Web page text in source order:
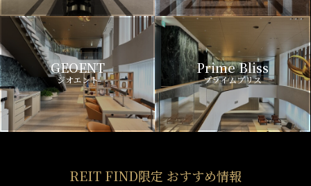
GEOENT
ジオエント
Prime Bliss
プライムブリス
REIT FIND限定 おすすめ情報